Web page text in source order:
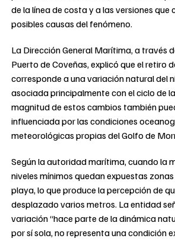
de la línea de costa y a las versiones que
posibles causas del fenómeno.
La Dirección General Marítima, a través
Puerto de Coveñas, explicó que el retiro
corresponde a una variación natural del
asociada principalmente con el ciclo de
magnitud de estos cambios también
influenciada por las condiciones
meteorológicas propias del Golfo de
Según la autoridad marítima, cuando la
niveles mínimos quedan expuestas
playa, lo que produce la percepción de
desplazado varios metros. La entidad
variación “hace parte de la dinámica
por sí sola, no representa una condición